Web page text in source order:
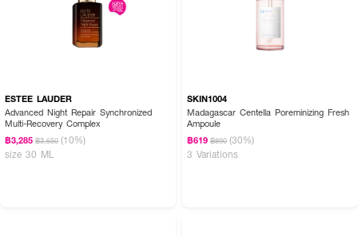
หลังจากทำความสะอาดและเช็ดโทนเนอร์แล้ว หยดเซรั่ม SKIN SOLUTION Anti-
Aging Serum 2-3 หยด ลงบนใบหน้า จากนั้นใช้ปลายนิ้วกดเบาๆ และนวดให้ทั่ว
ใบหน้าจนเซรั่มซึมลงสู่ผิว
ESTEE LAUDER
Advanced Night Repair Synchronized
Multi-Recovery Complex
฿3,285 ฿3,650 (10%)
size 30 ML
SKIN1004
Madagascar Centella Poreminizing Fresh
Ampoule
฿619 ฿890 (30%)
3 Variations